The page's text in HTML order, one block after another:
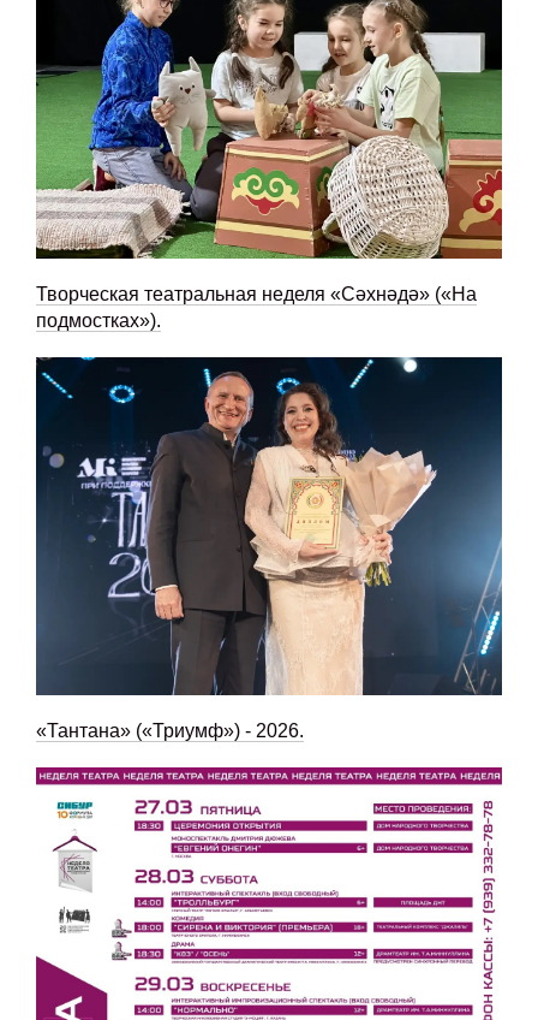
Творческая театральная неделя «Сәхнәдә» («На
подмостках»).
«Тантана» («Триумф») - 2026.